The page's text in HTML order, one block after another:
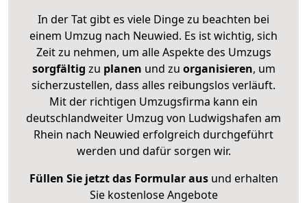
In der Tat gibt es viele Dinge zu beachten bei
einem Umzug nach Neuwied. Es ist wichtig, sich
Zeit zu nehmen, um alle Aspekte des Umzugs
sorgfältig zu planen und zu organisieren, um
sicherzustellen, dass alles reibungslos verläuft.
Mit der richtigen Umzugsfirma kann ein
deutschlandweiter Umzug von Ludwigshafen am
Rhein nach Neuwied erfolgreich durchgeführt
werden und dafür sorgen wir.
Füllen Sie jetzt das Formular ausund erhalten
Sie kostenlose Angebote